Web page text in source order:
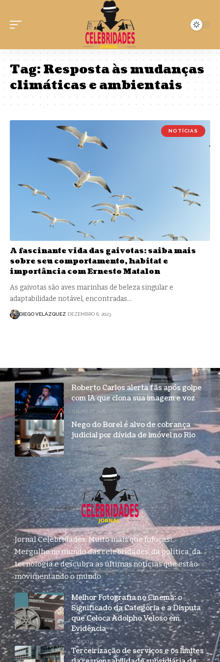
Tag:Resposta às mudanças
climáticas e ambientais
NOTÍCIAS
A fascinante vida das gaivotas: saiba mais
sobre seu comportamento, habitat e
importância com Ernesto Matalon
As gaivotas são aves marinhas de beleza singular e
adaptabilidade notável, encontradas…
DIEGO VELÁZQUEZ DEZEMBRO 6, 2023
Roberto Carlos alerta fãs após golpe
com IA que clona sua imagem e voz
JULHO 27, 2026
Nego do Borel é alvo de cobrança
judicial por dívida de imóvel no Rio
JULHO 27, 2026
Jornal Celebridades: Muito mais que fofocas!
Mergulhe no mundo das celebridades, da política, da
tecnologia e descubra as últimas notícias que estão
movimentando o mundo.
Melhor Fotografia no Cinema: o
Significado da Categoria e a Disputa
que Coloca Adolpho Veloso em
Evidência
MARÇO 9, 2026
Terceirização de serviços e os limites